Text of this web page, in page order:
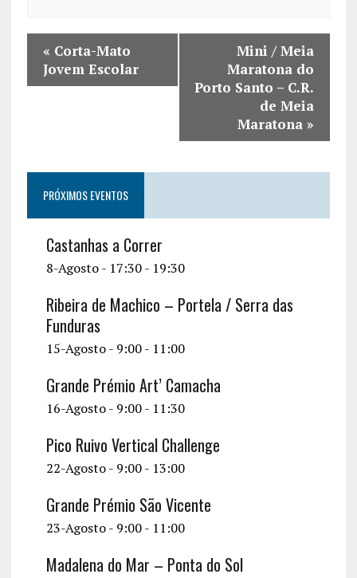
« Corta-Mato
Jovem Escolar
Mini / Meia
Maratona do
Porto Santo – C.R.
de Meia
Maratona »
PRÓXIMOS EVENTOS
Castanhas a Correr
8-Agosto - 17:30- 19:30
Ribeira de Machico – Portela / Serra das
Funduras
15-Agosto - 9:00- 11:00
Grande Prémio Art’ Camacha
16-Agosto - 9:00- 11:30
Pico Ruivo Vertical Challenge
22-Agosto - 9:00- 13:00
Grande Prémio São Vicente
23-Agosto - 9:00- 11:00
Madalena do Mar – Ponta do Sol